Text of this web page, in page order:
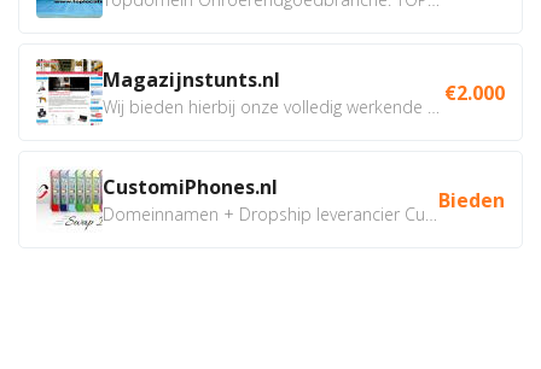
Magazijnstunts.nl €2.000
CustomiPhones.nl Bieden